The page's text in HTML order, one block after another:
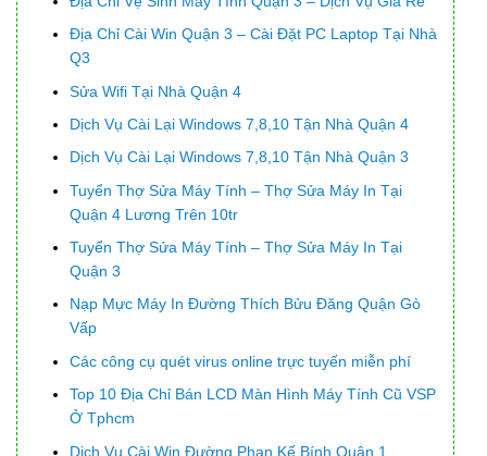
Địa Chỉ Cài Win Quận 3 – Cài Đặt PC Laptop Tại Nhà
Q3
Sửa Wifi Tại Nhà Quận 4
Dịch Vụ Cài Lại Windows 7,8,10 Tận Nhà Quận 4
Dịch Vụ Cài Lại Windows 7,8,10 Tận Nhà Quận 3
Tuyển Thợ Sửa Máy Tính – Thợ Sửa Máy In Tại
Quận 4 Lương Trên 10tr
Tuyển Thợ Sửa Máy Tính – Thợ Sửa Máy In Tại
Quận 3
Nạp Mực Máy In Đường Thích Bửu Đăng Quận Gò
Vấp
Các công cụ quét virus online trực tuyến miễn phí
Top 10 Địa Chỉ Bán LCD Màn Hình Máy Tính Cũ VSP
Ở Tphcm
Dịch Vụ Cài Win Đường Phan Kế Bính Quận 1